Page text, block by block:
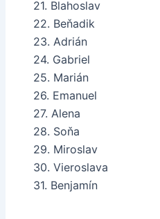
21. Blahoslav
22. Beňadik
23. Adrián
24. Gabriel
25. Marián
26. Emanuel
27. Alena
28. Soňa
29. Miroslav
30. Vieroslava
31. Benjamín